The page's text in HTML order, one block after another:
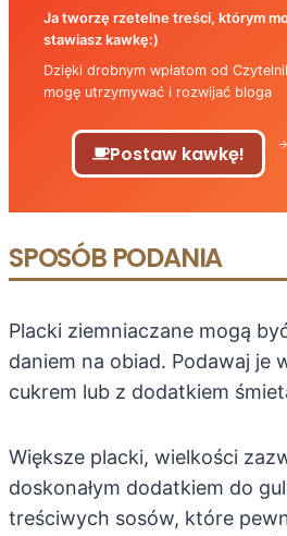
Ja tworzę rzetelne treści, którym
stawiasz kawkę:)
Dzięki drobnym wpłatom od
mogę utrzymywać i rozwijać bloga
Postaw kawkę!
SPOSÓB PODANIA
Placki ziemniaczane mogą
daniem na obiad. Podawaj je
cukrem lub z dodatkiem
Większe placki, wielkości
doskonałym dodatkiem do
treściwych sosów, które